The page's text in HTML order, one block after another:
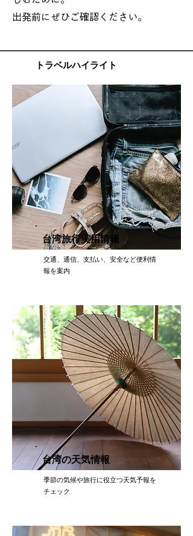
出発前にぜひご確認ください。
トラベルハイライト
台湾旅行実用情報
交通、通信、支払い、安全など便利情
報を案内
台湾の天気情報
季節の気候や旅行に役立つ天気予報を
チェック